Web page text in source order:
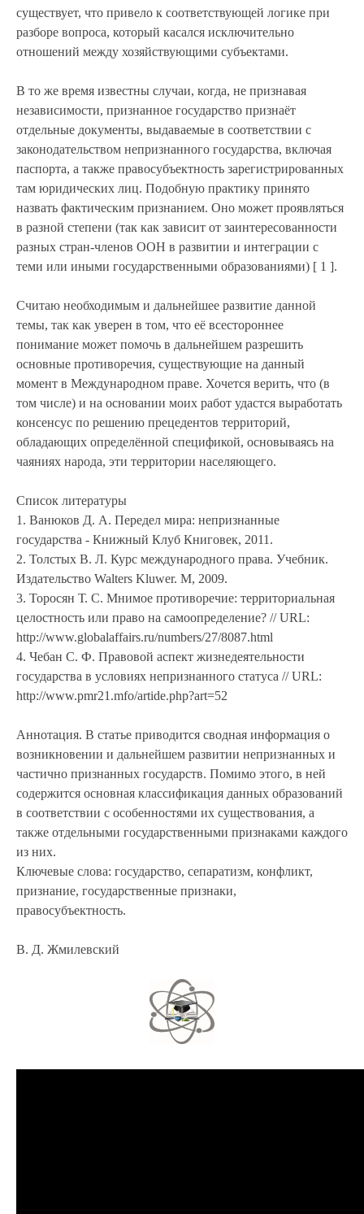
существует, что привело к соответствующей логике при
разборе вопроса, который касался исключительно
отношений между хозяйствующими субъектами.
В то же время известны случаи, когда, не признавая
независимости, признанное государство признаёт
отдельные документы, выдаваемые в соответствии с
законодательством непризнанного государства, включая
паспорта, а также правосубъектность зарегистрированных
там юридических лиц. Подобную практику принято
назвать фактическим признанием. Оно может проявляться
в разной степени (так как зависит от заинтересованности
разных стран-членов ООН в развитии и интеграции с
теми или иными государственными образованиями) [ 1 ].
Считаю необходимым и дальнейшее развитие данной
темы, так как уверен в том, что её всестороннее
понимание может помочь в дальнейшем разрешить
основные противоречия, существующие на данный
момент в Международном праве. Хочется верить, что (в
том числе) и на основании моих работ удастся выработать
консенсус по решению прецедентов территорий,
обладающих определённой спецификой, основываясь на
чаяниях народа, эти территории населяющего.
Список литературы
1. Ванюков Д. А. Передел мира: непризнанные
государства - Книжный Клуб Книговек, 2011.
2. Толстых В. Л. Курс международного права. Учебник.
Издательство Walters Kluwer. М, 2009.
3. Торосян Т. С. Мнимое противоречие: территориальная
целостность или право на самоопределение? // URL:
http://www.globalaffairs.ru/numbers/27/8087.html
4. Чебан С. Ф. Правовой аспект жизнедеятельности
государства в условиях непризнанного статуса // URL:
http://www.pmr21.mfo/artide.php?art=52
Аннотация. В статье приводится сводная информация о
возникновении и дальнейшем развитии непризнанных и
частично признанных государств. Помимо этого, в ней
содержится основная классификация данных образований
в соответствии с особенностями их существования, а
также отдельными государственными признаками каждого
из них.
Ключевые слова: государство, сепаратизм, конфликт,
признание, государственные признаки,
правосубъектность.
В. Д. Жмилевский